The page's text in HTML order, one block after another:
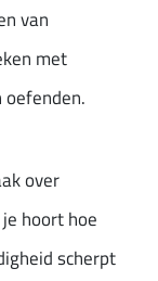
van
met
over
hoort hoe
scherpt